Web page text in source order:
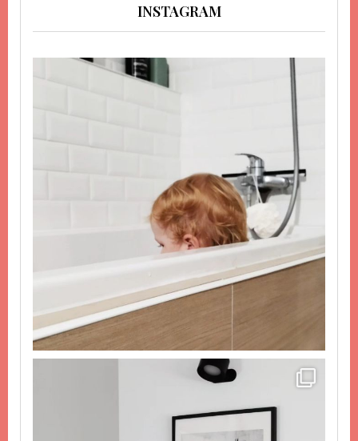
INSTAGRAM